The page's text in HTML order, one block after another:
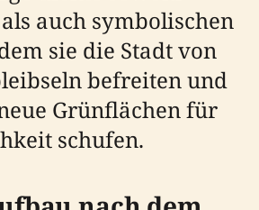
auch symbolischen
sie die Stadt von
befreiten und
Grünflächen für
schufen.